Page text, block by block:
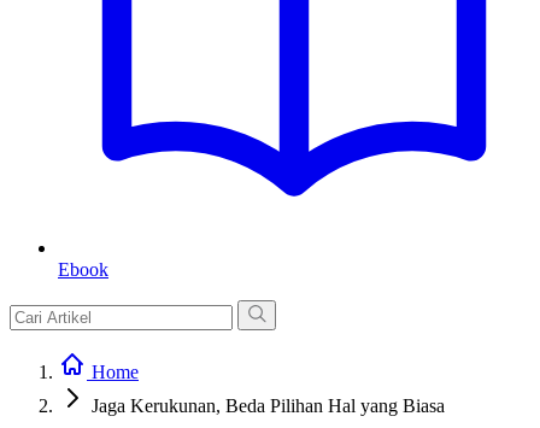
Ebook
Home
Jaga Kerukunan, Beda Pilihan Hal yang Biasa